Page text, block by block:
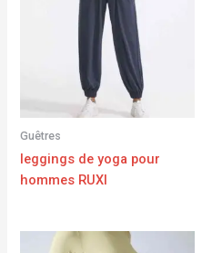
Guêtres
leggings de yoga pour
hommes RUXI